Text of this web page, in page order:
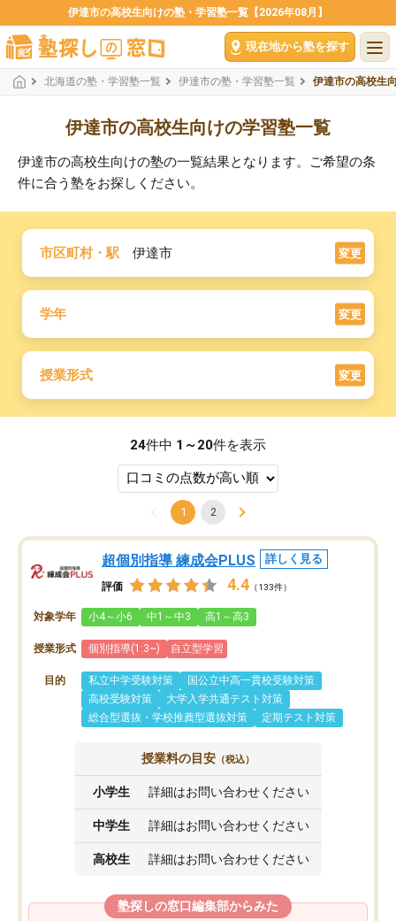
伊達市の高校生向けの塾・学習塾一覧【2026年08月】
現在地から塾を探す
北海道の塾・学習塾一覧 伊達市の塾・学習塾一覧 伊達市の高校生
伊達市の高校生向けの学習塾一覧
伊達市の高校生向けの塾の一覧結果となります。ご希望の条
件に合う塾をお探しください。
市区町村・駅 伊達市 変更
学年 変更
授業形式 変更
24件中 1～20件を表示
1 2
超個別指導 練成会PLUS 詳しく見る
評価 4.4 （133件）
対象学年 小4～小6 中1～中3 高1～高3
授業形式 個別指導(1:3~) 自立型学習
目的 私立中学受験対策
国公立中高一貫校受験対策
高校受験対策
大学入学共通テスト対策
総合型選抜・学校推薦型選抜対策
定期テスト対策
授業料の目安 （税込）
小学生 詳細はお問い合わせください
中学生 詳細はお問い合わせください
高校生 詳細はお問い合わせください
塾探しの窓口編集部からみた